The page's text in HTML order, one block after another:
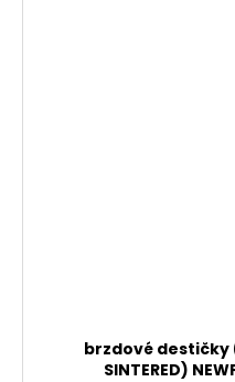
brzdové destičky
SINTERED)